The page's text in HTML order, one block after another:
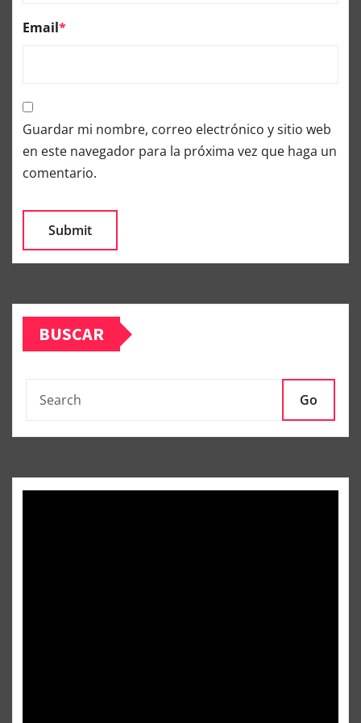
Email*
Guardar mi nombre, correo electrónico y sitio web
en este navegador para la próxima vez que haga un
comentario.
BUSCAR
Go